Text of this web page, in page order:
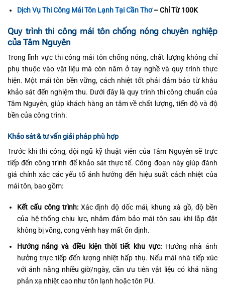
Dịch Vụ Thi Công Mái Tôn Lạnh Tại Cần Thơ– Chỉ Từ 100K
Quy trình thi công mái tôn chống nóng chuyên nghiệp
của Tâm Nguyên
Trong lĩnh vực thi công mái tôn chống nóng, chất lượng không chỉ
phụ thuộc vào vật liệu mà còn nằm ở tay nghề và quy trình thực
hiện. Một mái tôn bền vững, cách nhiệt tốt phải đảm bảo từ khâu
khảo sát đến nghiệm thu. Dưới đây là quy trình thi công chuẩn của
Tâm Nguyên, giúp khách hàng an tâm về chất lượng, tiến độ và độ
bền của công trình.
Khảo sát & tư vấn giải pháp phù hợp
Trước khi thi công, đội ngũ kỹ thuật viên của Tâm Nguyên sẽ trực
tiếp đến công trình để khảo sát thực tế. Công đoạn này giúp đánh
giá chính xác các yếu tố ảnh hưởng đến hiệu suất cách nhiệt của
mái tôn, bao gồm:
Kết cấu công trình:Xác định độ dốc mái, khung xà gồ, độ bền
của hệ thống chịu lực, nhằm đảm bảo mái tôn sau khi lắp đặt
không bị võng, cong vênh hay mất ổn định.
Hướng nắng và điều kiện thời tiết khu vực:Hướng nhà ảnh
hưởng trực tiếp đến lượng nhiệt hấp thụ. Nếu mái nhà tiếp xúc
với ánh nắng nhiều giờ/ngày, cần ưu tiên vật liệu có khả năng
phản xạ nhiệt cao như tôn lạnh hoặc tôn PU.